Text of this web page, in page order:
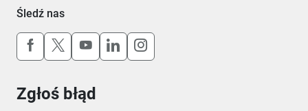
Śledź nas
Uwaga, link otworzy się w nowym oknie
Uwaga, link otworzy się w nowym oknie
Uwaga, link otworzy się w nowym
Uwaga, link otworzy się w
Uwaga, link otworzy się w
Zgłoś błąd